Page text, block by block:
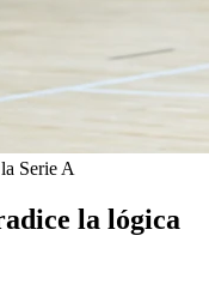
Serie A
la lógica